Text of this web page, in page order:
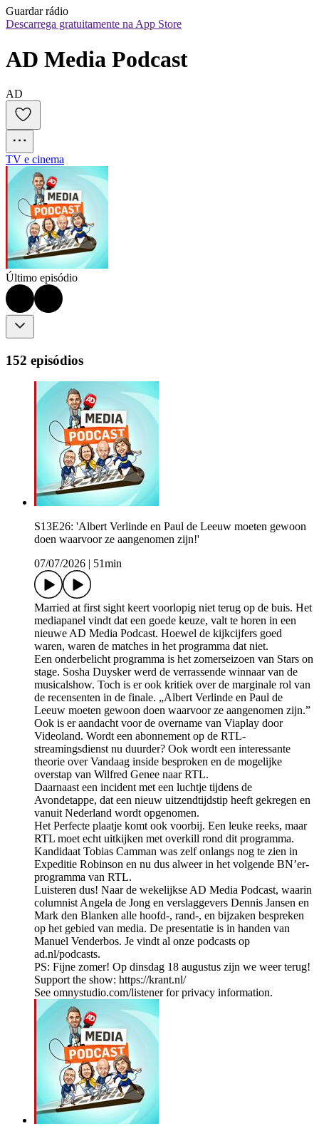
Guardar rádio
Descarrega gratuitamente na App Store
AD Media Podcast
AD
TV e cinema
Último episódio
152 episódios
S13E26: 'Albert Verlinde en Paul de Leeuw moeten gewoon
doen waarvoor ze aangenomen zijn!'
07/07/2026
51min
Married at first sight keert voorlopig niet terug op de buis. Het
mediapanel vindt dat een goede keuze, valt te horen in een
nieuwe AD Media Podcast. Hoewel de kijkcijfers goed
waren, waren de matches in het programma dat niet.
Een onderbelicht programma is het zomerseizoen van Stars on
stage. Sosha Duysker werd de verrassende winnaar van de
musicalshow. Toch is er ook kritiek over de marginale rol van
de recensenten in de finale. „Albert Verlinde en Paul de
Leeuw moeten gewoon doen waarvoor ze aangenomen zijn.”
Ook is er aandacht voor de overname van Viaplay door
Videoland. Wordt een abonnement op de RTL-
streamingsdienst nu duurder? Ook wordt een interessante
theorie over Vandaag inside besproken en de mogelijke
overstap van Wilfred Genee naar RTL.
Daarnaast een incident met een luchtje tijdens de
Avondetappe, dat een nieuw uitzendtijdstip heeft gekregen en
vanuit Nederland wordt opgenomen.
Het Perfecte plaatje komt ook voorbij. Een leuke reeks, maar
RTL moet echt uitkijken met overkill rond dit programma.
Kandidaat Tobias Camman was zelf onlangs nog te zien in
Expeditie Robinson en nu dus alweer in het volgende BN’er-
programma van RTL.
Luisteren dus! Naar de wekelijkse AD Media Podcast, waarin
columnist Angela de Jong en verslaggevers Dennis Jansen en
Mark den Blanken alle hoofd-, rand-, en bijzaken bespreken
op het gebied van media. De presentatie is in handen van
Manuel Venderbos. Je vindt al onze podcasts op
ad.nl/podcasts.
PS: Fijne zomer! Op dinsdag 18 augustus zijn we weer terug!
Support the show: https://krant.nl/
See omnystudio.com/listener for privacy information.